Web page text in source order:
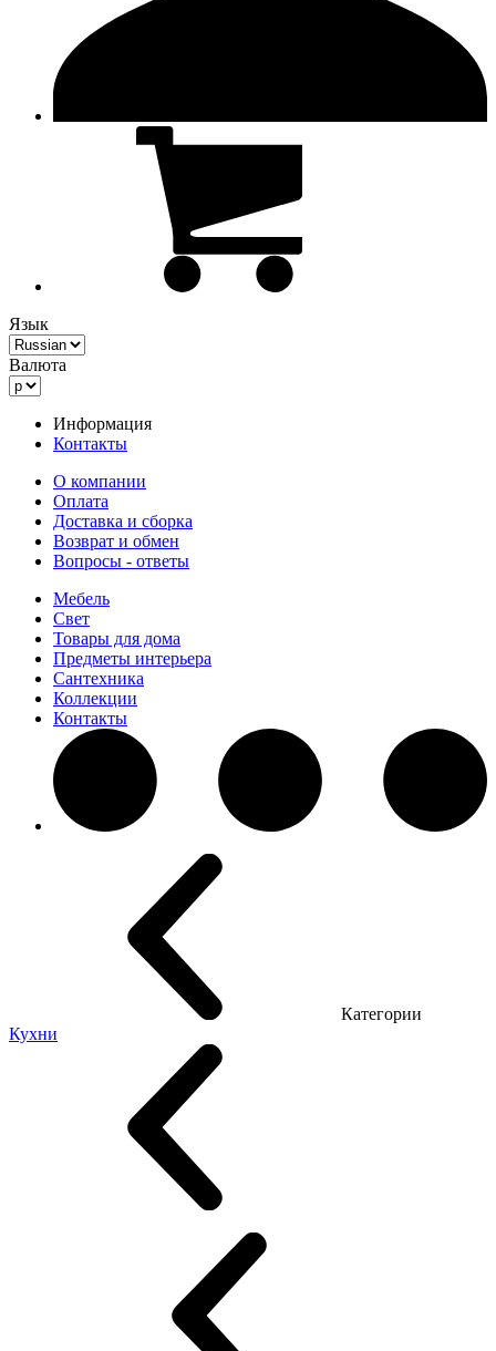
Язык
Валюта
Информация
Контакты
О компании
Оплата
Доставка и сборка
Возврат и обмен
Вопросы - ответы
Мебель
Свет
Товары для дома
Предметы интерьера
Сантехника
Коллекции
Контакты
Категории
Кухни